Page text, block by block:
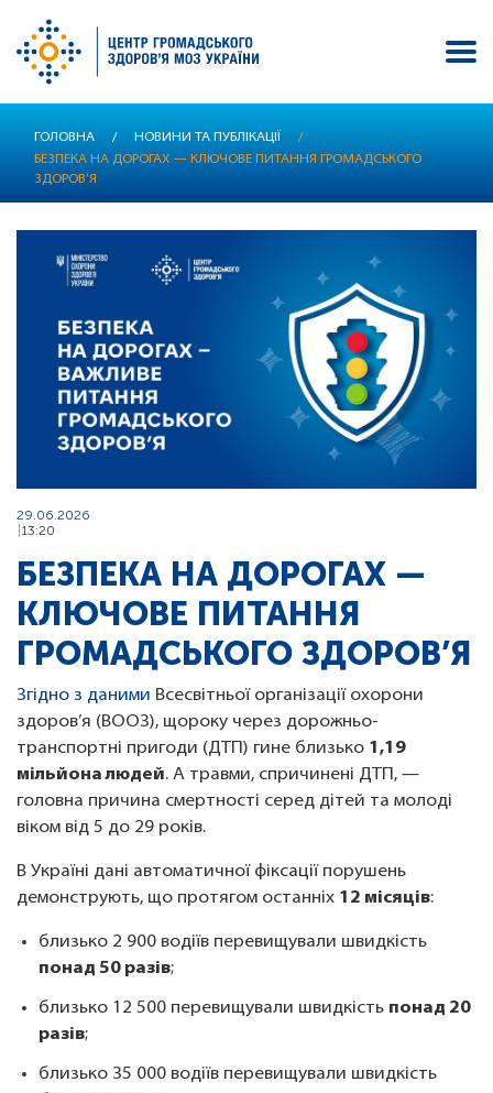
основного
ГОЛОВНА / НОВИНИ ТА ПУБЛІКАЦІЇ
/
БЕЗПЕКА НА ДОРОГАХ — КЛЮЧОВЕ ПИТАННЯ ГРОМАДСЬКОГО
ЗДОРОВ’Я
29.06.2026
13:20
БЕЗПЕКА НА ДОРОГАХ —
КЛЮЧОВЕ ПИТАННЯ
ГРОМАДСЬКОГО ЗДОРОВ’Я
Згідно з даними Всесвітньої організації охорони
здоров’я (ВООЗ), щороку через дорожньо-
транспортні пригоди (ДТП) гине близько 1,19
мільйона людей. А травми, спричинені ДТП, —
головна причина смертності серед дітей та молоді
віком від 5 до 29 років.
В Україні дані автоматичної фіксації порушень
демонструють, що протягом останніх 12 місяців:
близько 2 900 водіїв перевищували швидкість
понад 50 разів;
близько 12 500 перевищували швидкість понад 20
разів;
близько 35 000 водіїв перевищували швидкість